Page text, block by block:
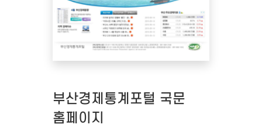
부산경제통계포털 국문
홈페이지